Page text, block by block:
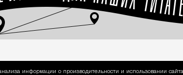
информации о производительности и использовании